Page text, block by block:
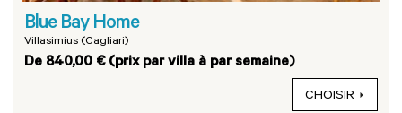
Blue Bay Home
Villasimius (Cagliari)
De 840,00 € (prix par villa à par semaine)
CHOISIR